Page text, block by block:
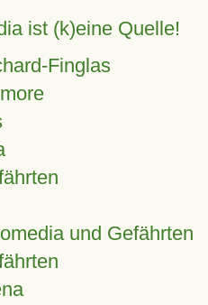
ist (k)eine Quelle!
Finglas
und Gefährten